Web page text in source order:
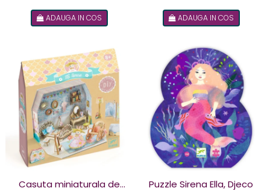
ADAUGA IN COS ADAUGA IN COS
Casuta miniaturala de
Puzzle Sirena Ella, Djeco